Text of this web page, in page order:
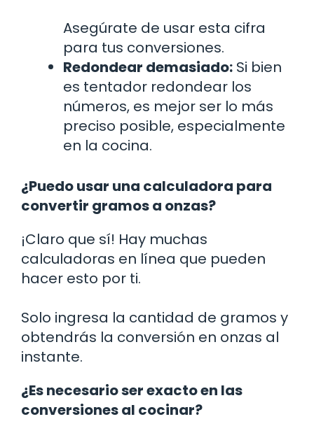
Asegúrate de usar esta cifra
para tus conversiones.
Redondear demasiado: Si bien
es tentador redondear los
números, es mejor ser lo más
preciso posible, especialmente
en la cocina.
¿Puedo usar una calculadora para
convertir gramos a onzas?
¡Claro que sí! Hay muchas
calculadoras en línea que pueden
hacer esto por ti.
Solo ingresa la cantidad de gramos y
obtendrás la conversión en onzas al
instante.
¿Es necesario ser exacto en las
conversiones al cocinar?